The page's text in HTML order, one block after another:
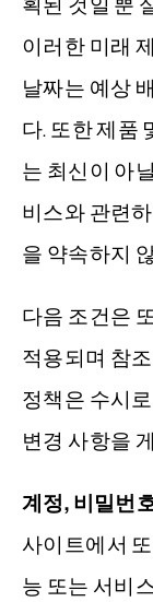
이러한 미래
날짜는 예상
다. 또한 제품
는 최신이 아
비스와 관련
을 약속하지
다음 조건은
적용되며 참
정책은 수시
변경 사항을
계정, 비밀번
사이트에서
능 또는 서비